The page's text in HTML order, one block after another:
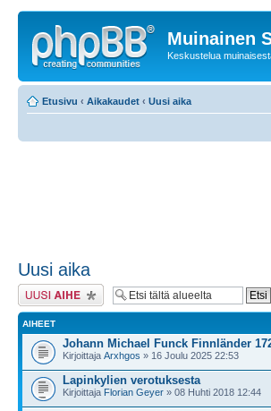
Muinainen
Keskustelua
Etusivu ‹ Aikakaudet ‹ Uusi aika
Uusi aika
Lähetä uusi viesti
AIHEET
Johann Michael Funck Finnländer
Kirjoittaja Arxhgos » 16 Joulu 2025 22:53
Lapinkylien verotuksesta
Kirjoittaja Florian Geyer » 08 Huhti 2018 12:44